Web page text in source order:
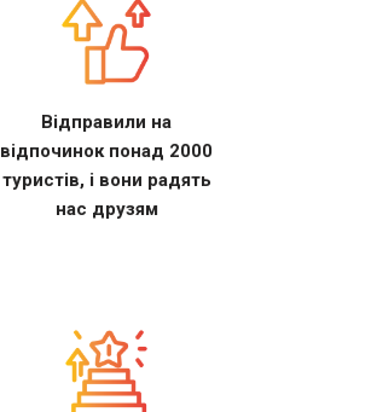
Відправили на
відпочинок понад 2000
туристів, і вони радять
нас друзям